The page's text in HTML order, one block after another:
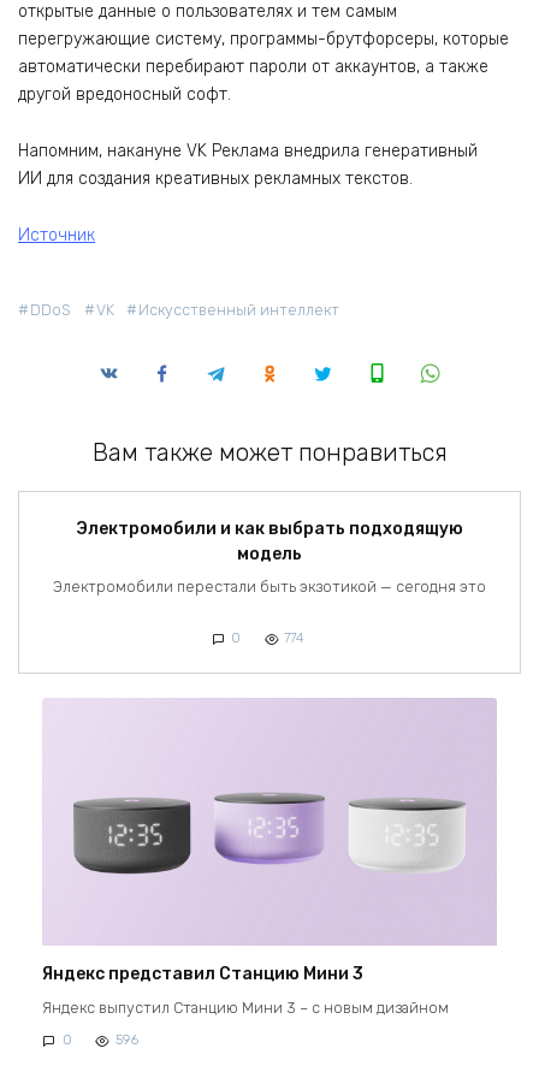
открытые данные о пользователях и тем самым
перегружающие систему, программы-брутфорсеры, которые
автоматически перебирают пароли от аккаунтов, а также
другой вредоносный софт.
Напомним, накануне VK Реклама внедрила генеративный
ИИ для создания креативных рекламных текстов.
Источник
DDoS VK Искусственный интеллект
Вам также может понравиться
Электромобили и как выбрать подходящую
модель
Электромобили перестали быть экзотикой — сегодня это
0 774
Яндекс представил Станцию Мини 3
Яндекс выпустил Станцию Мини 3 – с новым дизайном
0 596